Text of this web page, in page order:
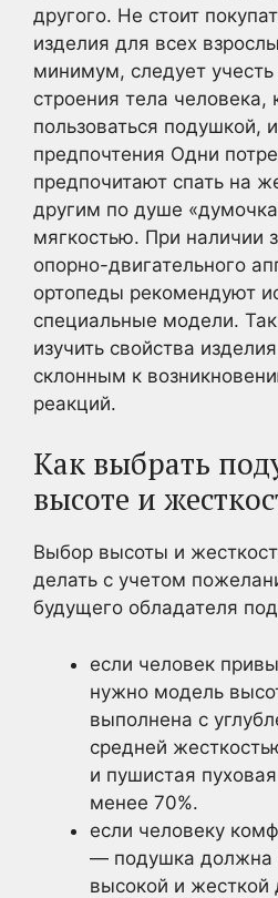
другого. Не стоит
изделия для всех
минимум, следует учесть
строения тела человека,
пользоваться подушкой,
предпочтения Одни
предпочитают спать на
другим по душе
мягкостью. При наличии
опорно-двигательного
ортопеды рекомендуют
специальные модели.
изучить свойства
склонным к
реакций.
Как выбрать
высоте и
Выбор высоты и
делать с учетом
будущего обладателя
если человек
нужно модель
выполнена с
средней
и пушистая
менее 70%.
если человеку
— подушка должна
высокой и жесткой